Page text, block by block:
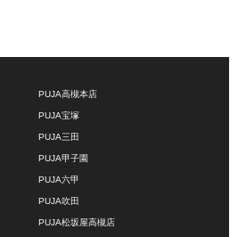
PUJA高槻本店
PUJA宝塚
PUJA三田
PUJA甲子園
PUJA六甲
PUJA吹田
PUJA松坂屋高槻店